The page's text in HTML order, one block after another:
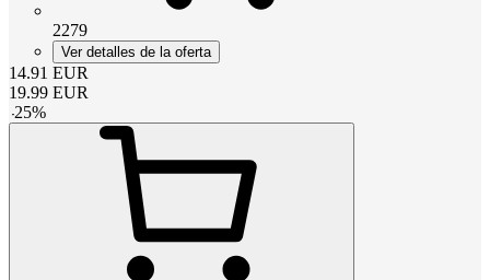
2279
Ver detalles de la oferta
14.91 EUR
19.99 EUR
-25%